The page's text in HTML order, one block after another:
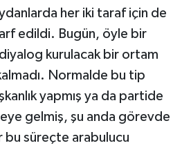
her iki taraf için de
edildi. Bugün, öyle bir
kurulacak bir ortam
Normalde bu tip
yapmış ya da partide
gelmiş, şu anda görevde
bu süreçte arabulucu